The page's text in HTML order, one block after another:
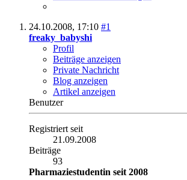
24.10.2008,17:10
freaky_babyshi
Profil
Beiträge anzeigen
Private Nachricht
Blog anzeigen
Artikel anzeigen
Benutzer
Registriert seit
21.09.2008
Beiträge